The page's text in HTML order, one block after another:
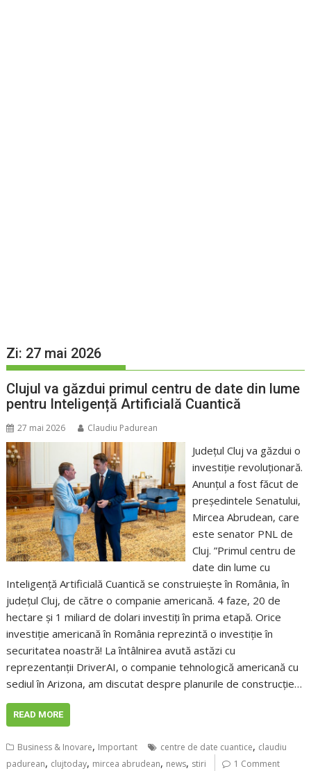
Zi: 27 mai 2026
Clujul va găzdui primul centru de date din lume
pentru Inteligență Artificială Cuantică
27 mai 2026 Claudiu Padurean
Județul Cluj va găzdui o
investiție revoluționară.
Anunțul a fost făcut de
președintele Senatului,
Mircea Abrudean, care
este senator PNL de
Cluj. ”Primul centru de
date din lume cu
Inteligență Artificială Cuantică se construiește în România, în
județul Cluj, de către o companie americană. 4 faze, 20 de
hectare și 1 miliard de dolari investiți în prima etapă. Orice
investiție americană în România reprezintă o investiție în
securitatea noastră! La întâlnirea avută astăzi cu
reprezentanții DriverAI, o companie tehnologică americană cu
sediul în Arizona, am discutat despre planurile de construcție…
READ MORE
Business & Inovare, Important centre de date cuantice, claudiu
padurean, clujtoday, mircea abrudean, news, stiri 1 Comment